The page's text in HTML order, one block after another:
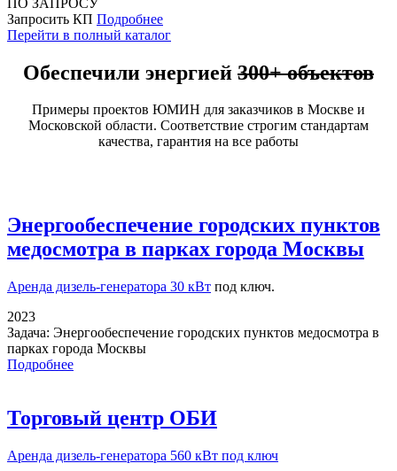
Запросить КП Подробнее
Перейти в полный каталог
Обеспечили энергией 300+ объектов
Примеры проектов ЮМИН для заказчиков в Москве и
Московской области. Соответствие строгим стандартам
качества, гарантия на все работы
Энергообеспечение городских пунктов
медосмотра в парках города Москвы
Аренда дизель-генератора 30 кВт под ключ.
2023
Задача: Энергообеспечение городских пунктов медосмотра в
парках города Москвы
Подробнее
Торговый центр ОБИ
Аренда дизель-генератора 560 кВт под ключ